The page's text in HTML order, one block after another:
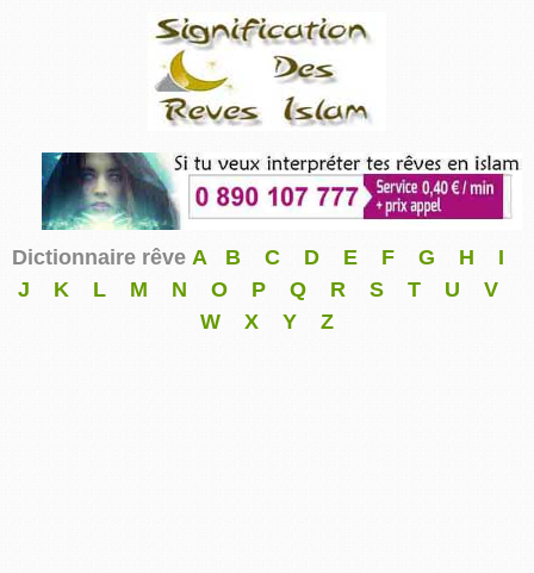
Dictionnaire rêve A B C D E F G H
I
J
K L M N O P Q R S T U
V
W
X Y Z